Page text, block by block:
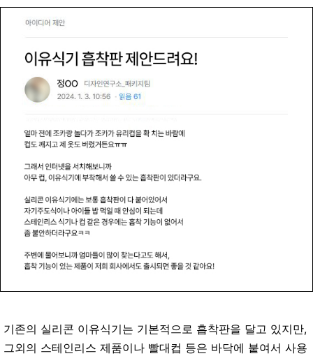
기존의 실리콘 이유식기는 기본적으로 흡착판을 달고 있지만,
그외의 스테인리스 제품이나 빨대컵 등은 바닥에 붙여서 사용